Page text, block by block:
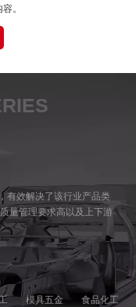
。
有效解决了该行业产品类
量管理要求高以及上下游
模具五金 食品化工